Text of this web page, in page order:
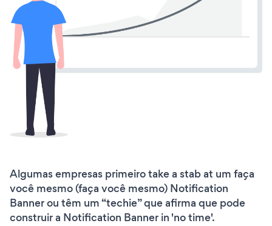
Algumas empresas primeiro take a stab at um faça
você mesmo (faça você mesmo) Notification
Banner ou têm um “techie” que afirma que pode
construir a Notification Banner in 'no time'.